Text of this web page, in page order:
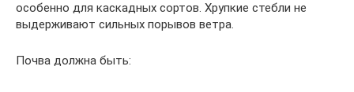
особенно для каскадных сортов. Хрупкие стебли не
выдерживают сильных порывов ветра.
Почва должна быть: